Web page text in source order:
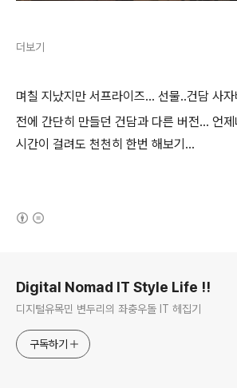
더보기
며칠 지났지만 서프라이즈... 선물..건담 사자
전에 간단히 만들던 건담과 다른 버전... 언
시간이 걸려도 천천히 한번 해보기...
Digital Nomad IT Style Life !!
디지털유목민 변두리의 좌충우돌 IT 헤집기
구독하기